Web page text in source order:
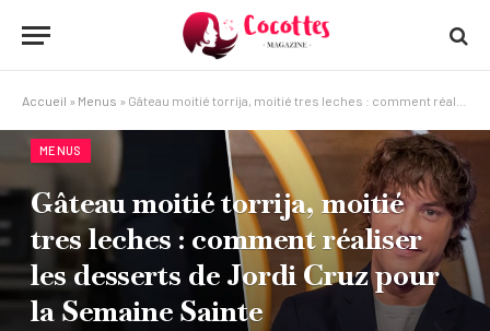
Accueil » Menus » Gâteau moitié torrija, moitié tres leches : comment réaliser les desserts de Jordi Cruz pour la Semaine Sainte
MENUS
Gâteau moitié torrija, moitié
tres leches : comment réaliser
les desserts de Jordi Cruz pour
la Semaine Sainte